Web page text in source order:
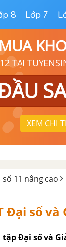
8 Lớp 7
TẠI
XEM CHI
11 nâng cao
Đại số
tập Đại số và